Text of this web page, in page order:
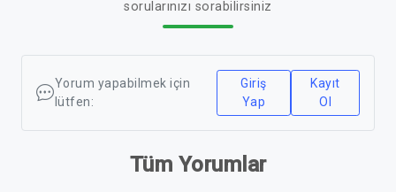
sorularınızı sorabilirsiniz
Yorum yapabilmek için
lütfen:
Giriş
Yap
Kayıt
Ol
Tüm Yorumlar